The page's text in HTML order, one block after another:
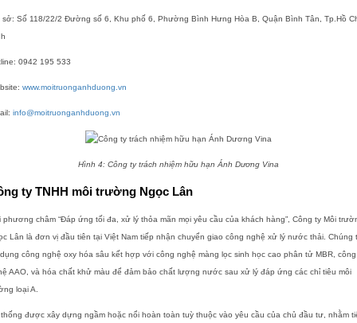
sở: Số 118/22/2 Đường số 6, Khu phố 6, Phường Bình Hưng Hòa B, Quận Bình Tân, Tp.Hồ
0942 195 533
www.moitruonganhduong.vn
info@moitruonganhduong.vn
Hình 4: Công ty trách nhiệm hữu hạn Ánh Dương Vina
ty TNHH môi trường Ngọc Lân
phương châm “Đáp ứng tối đa, xử lý thỏa mãn mọi yêu cầu của khách hàng”, Công ty Môi
Lân là đơn vị đầu tiên tại Việt Nam tiếp nhận chuyển giao công nghệ xử lý nước thải. Chúng
công nghệ oxy hóa sâu kết hợp với công nghệ màng lọc sinh học cao phân tử MBR, công
AAO, và hóa chất khử màu để đảm bảo chất lượng nước sau xử lý đáp ứng các chỉ tiêu môi
loại A.
thống được xây dựng ngầm hoặc nổi hoàn toàn tuỳ thuộc vào yêu cầu của chủ đầu tư, nhằm